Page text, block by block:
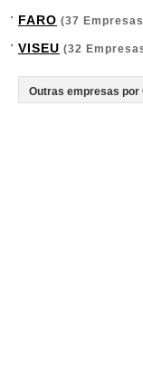
FARO (37
VISEU (32